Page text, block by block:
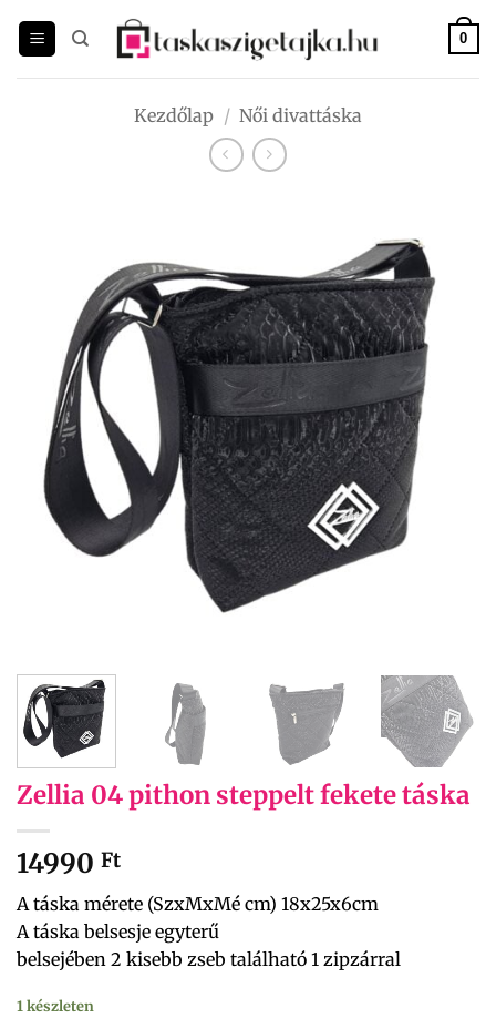
0
Kezdőlap / Női divattáska
Zellia 04 pithon steppelt fekete táska
14990 Ft
A táska mérete (SzxMxMé cm) 18x25x6cm
A táska belsesje egyterű
belsejében 2 kisebb zseb található 1 zipzárral
1 készleten